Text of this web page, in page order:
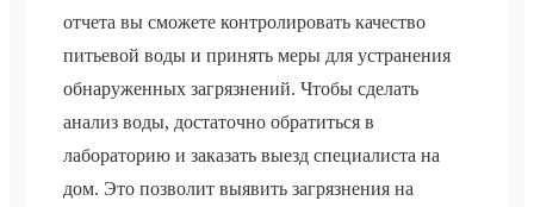
отчета вы сможете контролировать качество
питьевой воды и принять меры для устранения
обнаруженных загрязнений. Чтобы сделать
анализ воды, достаточно обратиться в
лабораторию и заказать выезд специалиста на
дом. Это позволит выявить загрязнения на